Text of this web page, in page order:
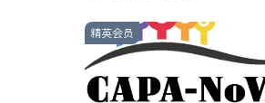
精英会员